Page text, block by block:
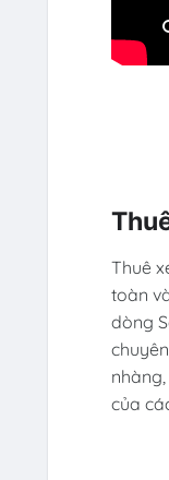
Thuê
toàn
dòng
của